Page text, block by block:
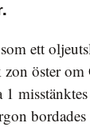
ett
zon öster
bordades